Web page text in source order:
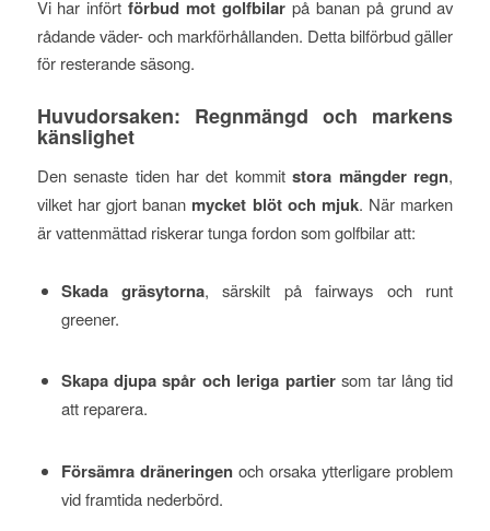
Vi har införtförbud mot golfbilar på banan på grund av
rådande väder- och markförhållanden. Detta bilförbud gäller
för resterande säsong.
Huvudorsaken: Regnmängd och markens
känslighet
Den senaste tiden har det kommitstora mängder regn,
vilket har gjort banan mycket blöt och mjuk. När marken
är vattenmättad riskerar tunga fordon som golfbilar att:
Skada gräsytorna, särskilt på fairways och runt
greener.
Skapa djupa spår och leriga partiersom tar lång tid
att reparera.
Försämra dräneringenoch orsaka ytterligare problem
vid framtida nederbörd.